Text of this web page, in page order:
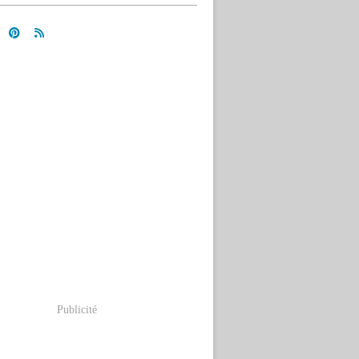
Publicité